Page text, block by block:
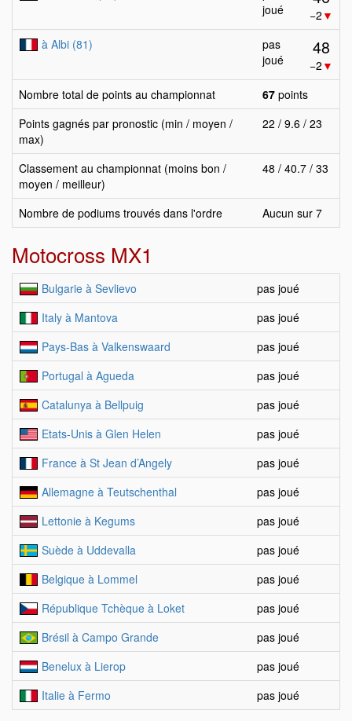
joué
−2 ▼
à Albi (81)
pas
joué
48
−2 ▼
Nombre total de points au championnat
67 points
Points gagnés par pronostic (min / moyen /
max)
22 / 9.6 / 23
Classement au championnat (moins bon /
moyen / meilleur)
48 / 40.7 / 33
Nombre de podiums trouvés dans l'ordre Aucun sur 7
Motocross MX1
Bulgarie à Sevlievo
pas joué
Italy à Mantova
pas joué
Pays-Bas à Valkenswaard
pas joué
Portugal à Agueda
pas joué
Catalunya à Bellpuig
pas joué
Etats-Unis à Glen Helen
pas joué
France à St Jean d’Angely
pas joué
Allemagne à Teutschenthal
pas joué
Lettonie à Kegums
pas joué
Suède à Uddevalla
pas joué
Belgique à Lommel
pas joué
République Tchèque à Loket
pas joué
Brésil à Campo Grande
pas joué
Benelux à Lierop
pas joué
Italie à Fermo
pas joué